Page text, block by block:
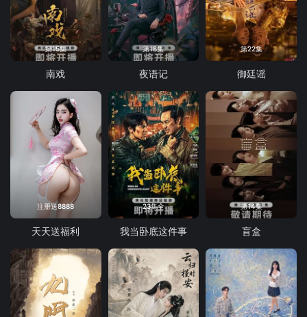
第15集
南戏
第18集
夜语记
第22集
御廷谣
注册送8888
天天送福利
23集全
我当卧底这件事
第14集
盲盒